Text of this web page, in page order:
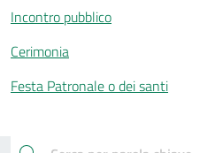
Incontro pubblico
Cerimonia
Festa Patronale o dei santi